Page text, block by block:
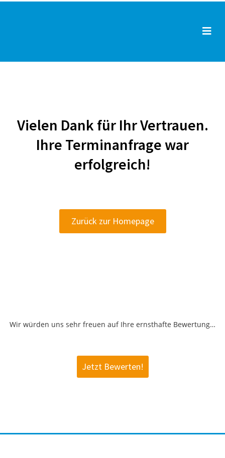
Vielen Dank für Ihr Vertrauen.
Ihre Terminanfrage war
erfolgreich!
Zurück zur Homepage
Wir würden uns sehr freuen auf Ihre ernsthafte Bewertung…
Jetzt Bewerten!